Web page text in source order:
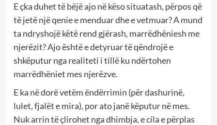
E çka duhet të bëjë ajo në këso situatash, përpos që
të jetë një qenie e menduar dhe e vetmuar? A mund
ta ndryshojë këtë rend gjërash, marrëdhëniesh me
njerëzit? Ajo është e detyruar të qëndrojë e
shkëputur nga realiteti i tillë ku ndërtohen
marrëdhëniet mes njerëzve.
E ka në dorë vetëm ëndërrimin (për dashurinë,
lulet, fjalët e mira), por ato janë këputur në mes.
Nuk arrin të çlirohet nga dhimbja, e cila e përplas